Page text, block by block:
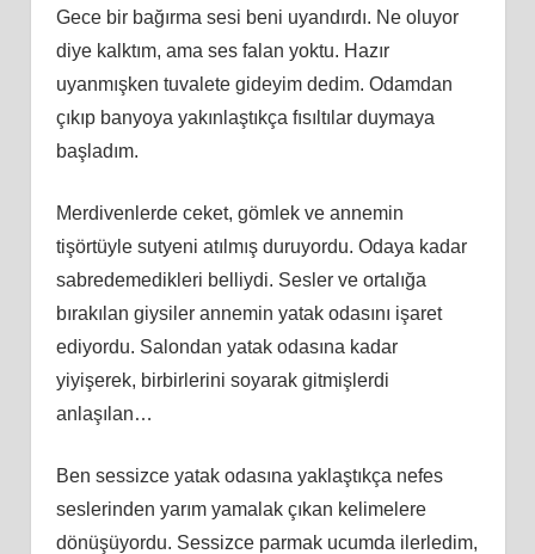
Gece bir bağırma sesi beni uyandırdı. Ne oluyor
diye kalktım, ama ses falan yoktu. Hazır
uyanmışken tuvalete gideyim dedim. Odamdan
çıkıp banyoya yakınlaştıkça fısıltılar duymaya
başladım.
Merdivenlerde ceket, gömlek ve annemin
tişörtüyle sutyeni atılmış duruyordu. Odaya kadar
sabredemedikleri belliydi. Sesler ve ortalığa
bırakılan giysiler annemin yatak odasını işaret
ediyordu. Salondan yatak odasına kadar
yiyişerek, birbirlerini soyarak gitmişlerdi
anlaşılan…
Ben sessizce yatak odasına yaklaştıkça nefes
seslerinden yarım yamalak çıkan kelimelere
dönüşüyordu. Sessizce parmak ucumda ilerledim,